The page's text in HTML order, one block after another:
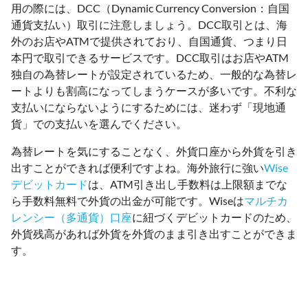
用の際には、DCC（Dynamic Currency Conversion：自国
通貨支払い）取引に注意しましょう。DCC取引とは、海
外のお店やATMで提供されており、自国通貨、つまり日
本円で取引できるサービスです。DCC取引はお店やATM
独自の為替レートが設定されているため、一般的な為替レ
ートよりも割高になってしまうケースが多いです。不利な
支払いにならないようにするためには、迷わず「現地通
貨」での支払いを選んでください。
為替レートを気にすることなく、外貨口座から外貨を引き
出すことができれば便利ですよね。海外旅行に強いWise
デビットカードは、ATM引き出し手数料は上限額までな
ら手数料無料で外貨の出金が可能です。Wiseはマルチカ
レンシー（多通貨）口座に紐づくデビットカードのため、
外貨残高があれば外貨を外貨のまま引き出すことができま
す。